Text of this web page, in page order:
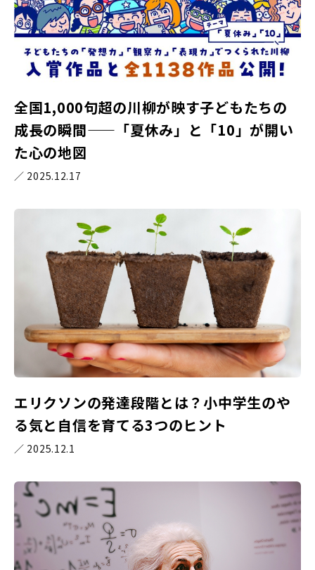
全国1,000句超の川柳が映す子どもたちの
成長の瞬間——「夏休み」と「10」が開い
た心の地図
／ 2025.12.17
エリクソンの発達段階とは？小中学生のや
る気と自信を育てる3つのヒント
／ 2025.12.1